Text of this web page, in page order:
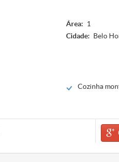
Área: 1
Cidade: Belo
Cozinha